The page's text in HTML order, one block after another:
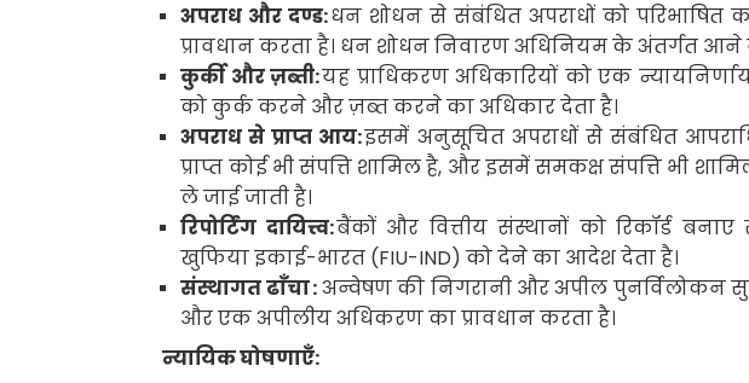
अपराध और दण्ड:धन शोधन से संबंधित अपराधों को परिभाषित
प्रावधान करता है। धन शोधन निवारण अधिनियमके अंतर्गत आने
कुर्की और ज़ब्ती:यह प्राधिकरण अधिकारियों को एक
को कुर्क करने और ज़ब्त करने का अधिकार देता है।
अपराध से प्राप्त आय:इसमें अनुसूचित अपराधों से संबंधित
प्राप्त कोई भी संपत्ति शामिल है, और इसमें समकक्ष संपत्ति भी
ले जाई जाती है।
रिपोर्टिंग दायित्त्व:बैंकों और वित्तीय संस्थानों को रिकॉर्ड
खुफिया इकाई-भारत (FIU-IND) को देने का आदेश देता है।
संस्थागत ढाँचा:अन्वेषण की निगरानी और अपील पुनर्विलोकन
और एक अपीलीय अधिकरण का प्रावधान करता है।
न्यायिक घोषणाएँ: